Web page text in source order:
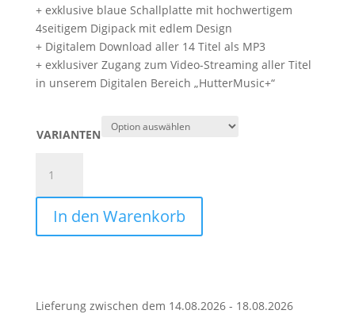
+ exklusive blaue Schallplatte mit hochwertigem
4seitigem Digipack mit edlem Design
+ Digitalem Download aller 14 Titel als MP3
+ exklusiver Zugang zum Video-Streaming aller Titel
in unserem Digitalen Bereich „HutterMusic+“
VARIANTEN
LIVE
BEST
-
In den Warenkorb
Lieferung zwischen dem 14.08.2026 - 18.08.2026